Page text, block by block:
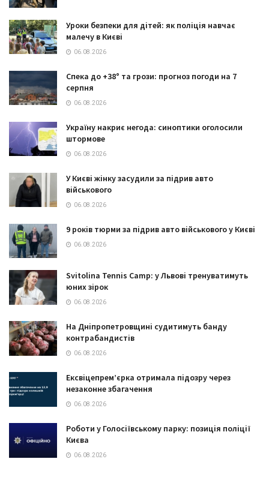
Уроки безпеки для дітей: як поліція навчає
малечу в Києві
06.08.2026
Спека до +38° та грози: прогноз погоди на 7
серпня
06.08.2026
Україну накриє негода: синоптики оголосили
штормове
06.08.2026
У Києві жінку засудили за підрив авто
військового
06.08.2026
9 років тюрми за підрив авто військового у Києві
06.08.2026
Svitolina Tennis Camp: у Львові тренуватимуть
юних зірок
06.08.2026
На Дніпропетровщині судитимуть банду
контрабандистів
06.08.2026
Ексвіцепрем’єрка отримала підозру через
незаконне збагачення
06.08.2026
Роботи у Голосіївському парку: позиція поліції
Києва
06.08.2026